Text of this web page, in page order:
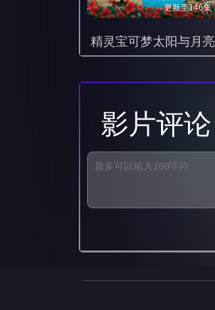
更新至146集
精灵宝可梦太阳与月亮
影片评论